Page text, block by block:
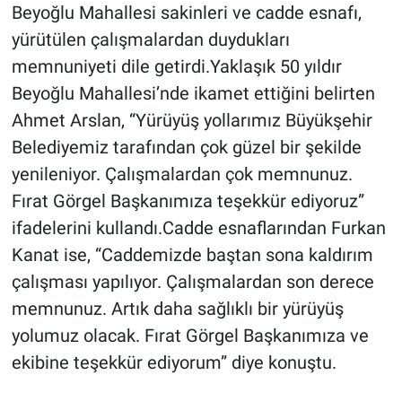
Beyoğlu Mahallesi sakinleri ve cadde esnafı,
yürütülen çalışmalardan duydukları
memnuniyeti dile getirdi.Yaklaşık 50 yıldır
Beyoğlu Mahallesi’nde ikamet ettiğini belirten
Ahmet Arslan, “Yürüyüş yollarımız Büyükşehir
Belediyemiz tarafından çok güzel bir şekilde
yenileniyor. Çalışmalardan çok memnunuz.
Fırat Görgel Başkanımıza teşekkür ediyoruz”
ifadelerini kullandı.Cadde esnaflarından Furkan
Kanat ise, “Caddemizde baştan sona kaldırım
çalışması yapılıyor. Çalışmalardan son derece
memnunuz. Artık daha sağlıklı bir yürüyüş
yolumuz olacak. Fırat Görgel Başkanımıza ve
ekibine teşekkür ediyorum” diye konuştu.